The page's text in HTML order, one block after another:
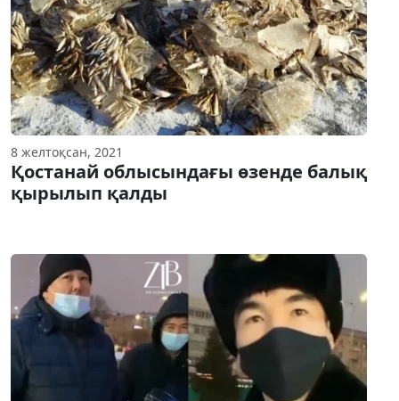
8 желтоқсан, 2021
Қостанай облысындағы өзенде балық
қырылып қалды